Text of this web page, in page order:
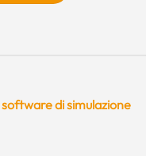
software di simulazione